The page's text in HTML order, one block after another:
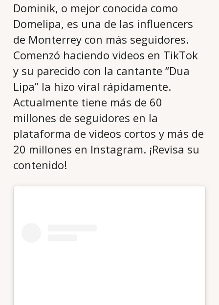
Dominik, o mejor conocida como
Domelipa, es una de las influencers
de Monterrey con más seguidores.
Comenzó haciendo videos en TikTok
y su parecido con la cantante “Dua
Lipa” la hizo viral rápidamente.
Actualmente tiene más de 60
millones de seguidores en la
plataforma de videos cortos y más de
20 millones en Instagram. ¡Revisa su
contenido!